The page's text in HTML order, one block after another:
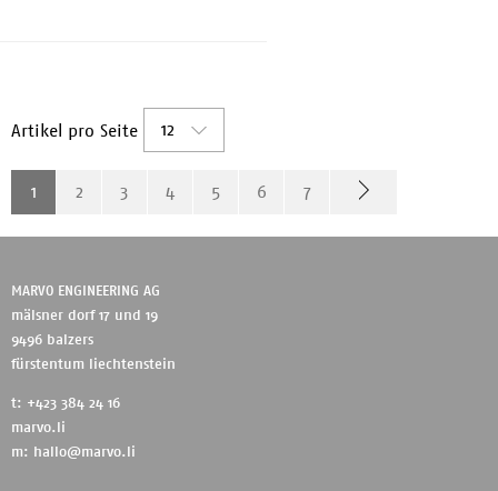
Artikel pro Seite 12
1 2 3 4 5 6 7
MARVO ENGINEERING AG
mälsner dorf 17 und 19
9496 balzers
fürstentum liechtenstein
t: +423 384 24 16
marvo.li
m:
hallo@marvo.li